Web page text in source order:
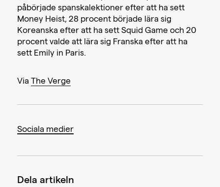
påbörjade spanskalektioner efter att ha sett
Money Heist, 28 procent började lära sig
Koreanska efter att ha sett Squid Game och 20
procent valde att lära sig Franska efter att ha
sett Emily in Paris.
Via The Verge
Sociala medier
Dela artikeln